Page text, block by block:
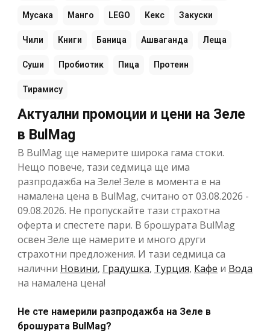
Мусака Манго LEGO Кекс Закуски
Чили Книги Баница Ашваганда Леща
Суши Пробиотик Пица Протеин
Тирамису
Актуални промоции и цени на Зеле
в BulMag
В BulMag ще намерите широка гама стоки.
Нещо повече, тази седмица ще има
разпродажба на Зеле! Зеле в момента е на
намалена цена в BulMag, считано от 03.08.2026 -
09.08.2026. Не пропускайте тази страхотна
оферта и спестете пари. В брошурата BulMag
освен Зеле ще намерите и много други
страхотни предложения. И тази седмица са
налични Новини, Градушка, Турция, Кафе и Вода
на намалена цена!
Не сте намерили разпродажба на Зеле в
брошурата BulMag?